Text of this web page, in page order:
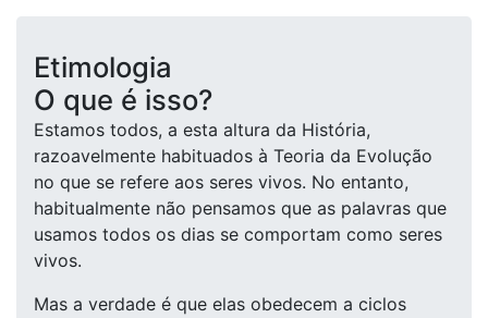
Etimologia
O que é isso?
Estamos todos, a esta altura da História,
razoavelmente habituados à Teoria da Evolução
no que se refere aos seres vivos. No entanto,
habitualmente não pensamos que as palavras que
usamos todos os dias se comportam como seres
vivos.
Mas a verdade é que elas obedecem a ciclos